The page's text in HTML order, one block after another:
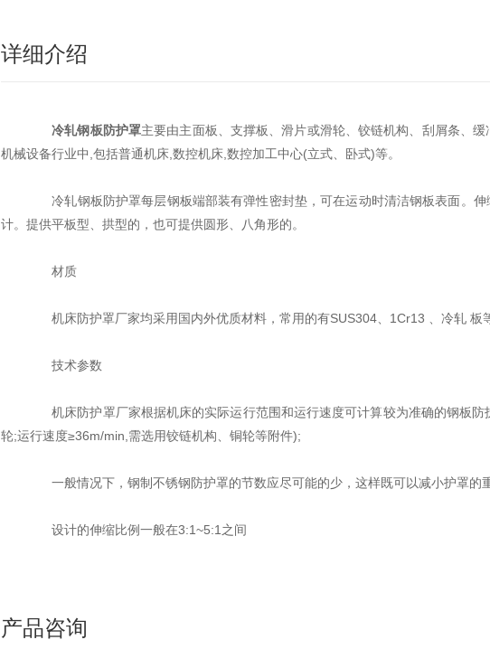
详细介绍
冷轧钢板防护罩主要由主面板、支撑板、滑片或滑轮、铰链机构、刮屑条、
机械设备行业中,包括普通机床,数控机床,数控加工中心(立式、卧式)等。
冷轧钢板防护罩每层钢板端部装有弹性密封垫，可在运动时清洁钢板表面。
计。提供平板型、拱型的，也可提供圆形、八角形的。
材质
机床防护罩厂家均采用国内外优质材料，常用的有SUS304、1Cr13 、冷轧 板
技术参数
机床防护罩厂家根据机床的实际运行范围和运行速度可计算较为准确的钢板防
轮;运行速度≥36m/min,需选用铰链机构、铜轮等附件);
一般情况下，钢制不锈钢防护罩的节数应尽可能的少，这样既可以减小护罩的
设计的伸缩比例一般在3:1~5:1之间
产品咨询